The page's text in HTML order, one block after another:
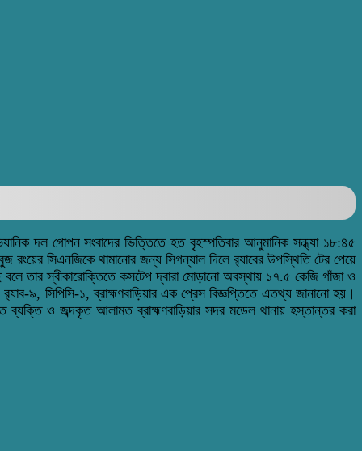
দল গোপন সংবাদের ভিত্তিতে হত বৃহস্পতিবার আনুমানিক সন্ধ্যা ১৮:৪৫
রংয়ের সিএনজিকে থামানোর জন্য সিগন্যাল দিলে র‌্যাবের উপস্থিতি টের পেয়ে
তার স্বীকারোক্তিতে কসটেপ দ্বারা মোড়ানো অবস্থায় ১৭.৫ কেজি গাঁজা ও
৯, সিপিসি-১, ব্রাহ্মণবাড়িয়ার এক প্রেস বিজ্ঞপ্তিতে এতথ্য জানানো হয়।
ব্যক্তি ও জব্দকৃত আলামত ব্রাহ্মণবাড়িয়ার সদর মডেল থানায় হস্তান্তর করা